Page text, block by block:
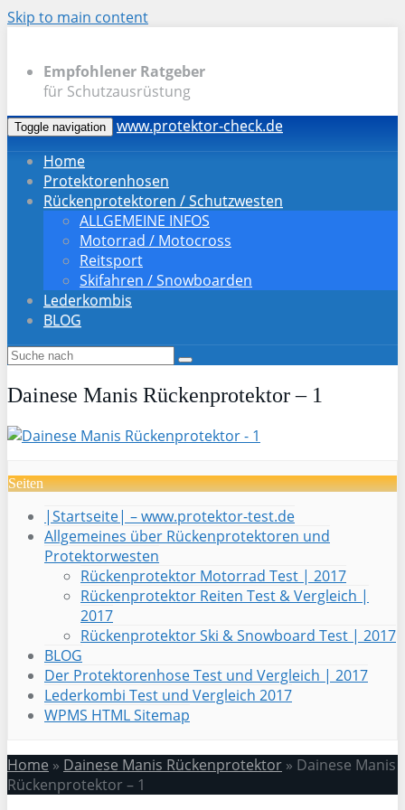
Skip to main content
Empfohlener Ratgeber
für Schutzausrüstung
Toggle navigation
www.protektor-check.de
Home
Protektorenhosen
Rückenprotektoren / Schutzwesten
ALLGEMEINE INFOS
Motorrad / Motocross
Reitsport
Skifahren / Snowboarden
Lederkombis
BLOG
Dainese Manis Rückenprotektor – 1
Seiten
|Startseite| – www.protektor-test.de
Allgemeines über Rückenprotektoren und
Protektorwesten
Rückenprotektor Motorrad Test | 2017
Rückenprotektor Reiten Test & Vergleich |
2017
Rückenprotektor Ski & Snowboard Test | 2017
BLOG
Der Protektorenhose Test und Vergleich | 2017
Lederkombi Test und Vergleich 2017
WPMS HTML Sitemap
Home » Dainese Manis Rückenprotektor » Dainese Manis
Rückenprotektor – 1